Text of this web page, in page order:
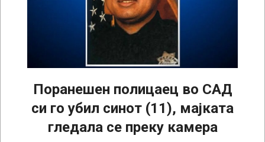
Поранешен полицаец во САД
си го убил синот (11), мајката
гледала се преку камера